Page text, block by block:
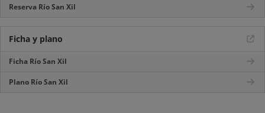
Reserva Río San Xil
Ficha y plano
Ficha Río San Xil
Plano Río San Xil